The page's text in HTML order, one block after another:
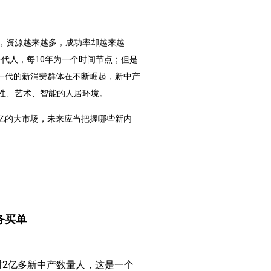
资源越来越多，成功率却越来越
人，每10年为一个时间节点；但是
的新消费群体在不断崛起，新中产
艺术、智能的人居环境。
大市场，未来应当把握哪些新内
买单
亿多新中产数量人，这是一个